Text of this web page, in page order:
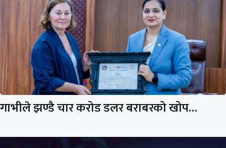
गाभीले झण्डै चार करोड डलर बराबरको खोप…